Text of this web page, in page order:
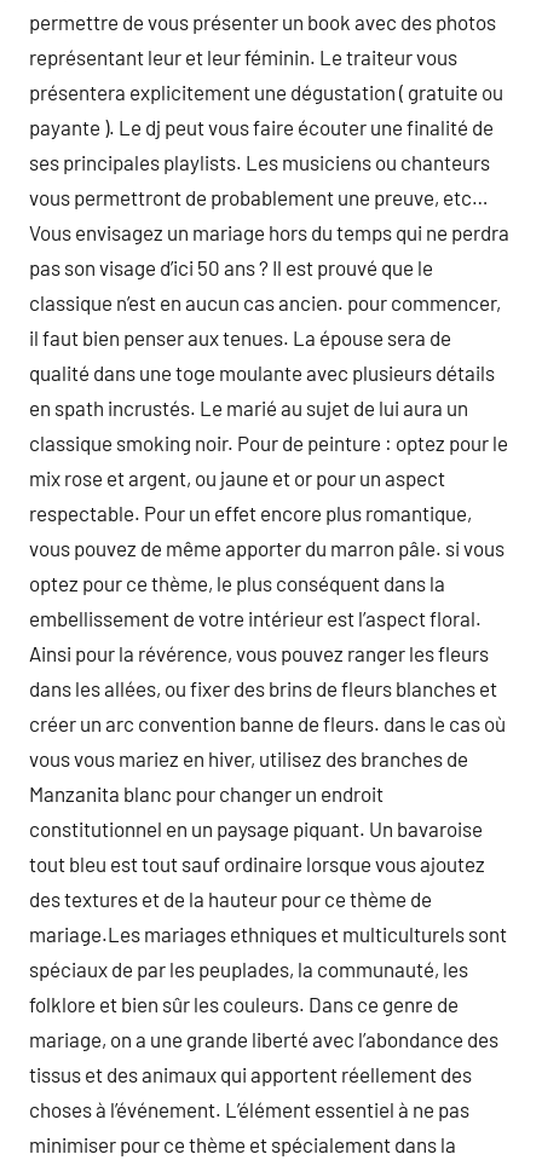
permettre de vous présenter un book avec des photos
représentant leur et leur féminin. Le traiteur vous
présentera explicitement une dégustation ( gratuite ou
payante ). Le dj peut vous faire écouter une finalité de
ses principales playlists. Les musiciens ou chanteurs
vous permettront de probablement une preuve, etc…
Vous envisagez un mariage hors du temps qui ne perdra
pas son visage d’ici 50 ans ? Il est prouvé que le
classique n’est en aucun cas ancien. pour commencer,
il faut bien penser aux tenues. La épouse sera de
qualité dans une toge moulante avec plusieurs détails
en spath incrustés. Le marié au sujet de lui aura un
classique smoking noir. Pour de peinture : optez pour le
mix rose et argent, ou jaune et or pour un aspect
respectable. Pour un effet encore plus romantique,
vous pouvez de même apporter du marron pâle. si vous
optez pour ce thème, le plus conséquent dans la
embellissement de votre intérieur est l’aspect floral.
Ainsi pour la révérence, vous pouvez ranger les fleurs
dans les allées, ou fixer des brins de fleurs blanches et
créer un arc convention banne de fleurs. dans le cas où
vous vous mariez en hiver, utilisez des branches de
Manzanita blanc pour changer un endroit
constitutionnel en un paysage piquant. Un bavaroise
tout bleu est tout sauf ordinaire lorsque vous ajoutez
des textures et de la hauteur pour ce thème de
mariage.Les mariages ethniques et multiculturels sont
spéciaux de par les peuplades, la communauté, les
folklore et bien sûr les couleurs. Dans ce genre de
mariage, on a une grande liberté avec l’abondance des
tissus et des animaux qui apportent réellement des
choses à l’événement. L’élément essentiel à ne pas
minimiser pour ce thème et spécialement dans la